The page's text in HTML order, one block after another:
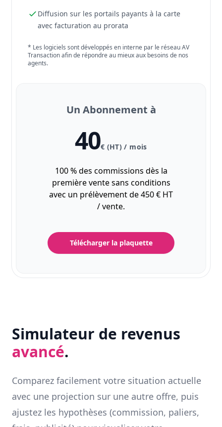
Diffusion sur les portails payants à la carte
avec facturation au prorata
* Les logiciels sont développés en interne par le réseau AV
Transaction afin de répondre au mieux aux besoins de nos
agents.
Un Abonnement à
40€ (HT) / mois
100 % des commissions dès la
première vente sans conditions
avec un prélèvement de 450 € HT
/ vente.
Télécharger la plaquette
Simulateur de revenus
avancé.
Comparez facilement votre situation actuelle
avec une projection sur une autre offre, puis
ajustez les hypothèses (commission, paliers,